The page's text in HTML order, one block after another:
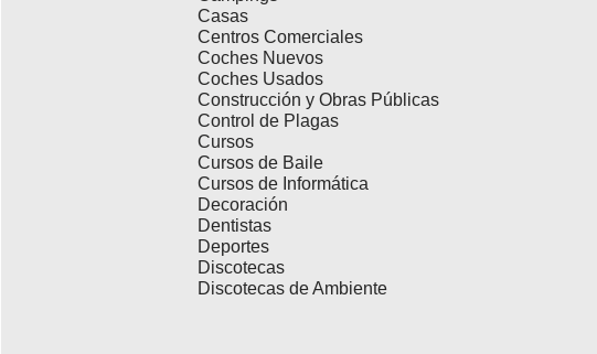
Casas
Centros Comerciales
Coches Nuevos
Coches Usados
Construcción y Obras Públicas
Control de Plagas
Cursos
Cursos de Baile
Cursos de Informática
Decoración
Dentistas
Deportes
Discotecas
Discotecas de Ambiente